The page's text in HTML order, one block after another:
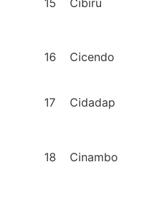
16 Cicendo
17 Cidadap
18 Cinambo